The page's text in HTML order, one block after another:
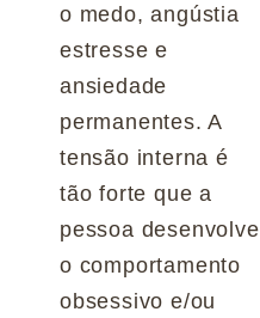
o medo, angústia
estresse e
ansiedade
permanentes. A
tensão interna é
tão forte que a
pessoa desenvolve
o comportamento
obsessivo e/ou